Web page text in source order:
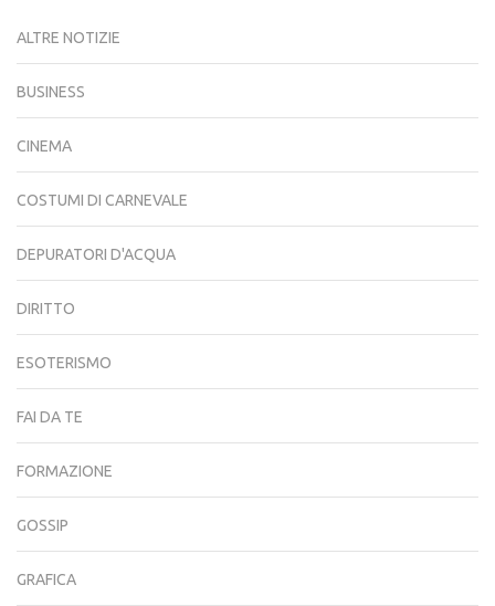
ALTRE NOTIZIE
BUSINESS
CINEMA
COSTUMI DI CARNEVALE
DEPURATORI D'ACQUA
DIRITTO
ESOTERISMO
FAI DA TE
FORMAZIONE
GOSSIP
GRAFICA